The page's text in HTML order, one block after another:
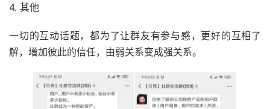
4. 其他
一切的互动话题，都为了让群友有参与感，更好的互相了
解，增加彼此的信任，由弱关系变成强关系。